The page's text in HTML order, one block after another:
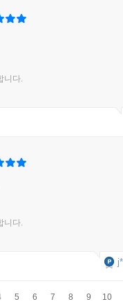
니다.
니다.
5 6 7 8 9 10